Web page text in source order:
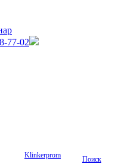
77-02
Поиск
Klinkerprom